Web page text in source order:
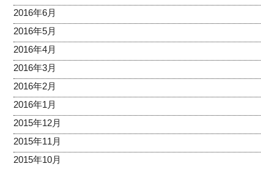
2016年6月
2016年5月
2016年4月
2016年3月
2016年2月
2016年1月
2015年12月
2015年11月
2015年10月